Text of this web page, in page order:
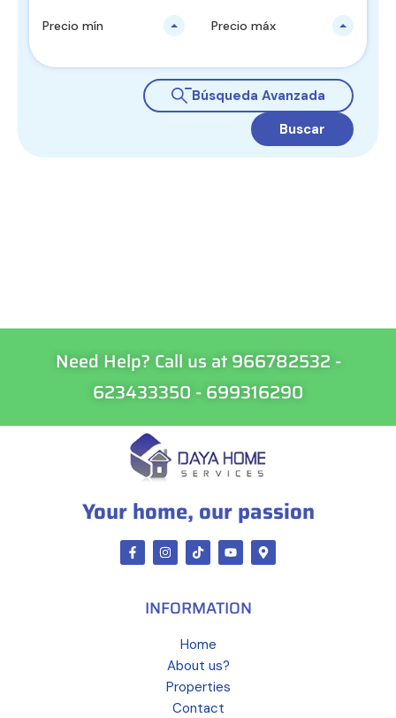
Precio mín Precio máx
Búsqueda Avanzada
Buscar
Need Help? Call us at 966782532 -
623433350 - 699316290
Your home, our passion
INFORMATION
Home
About us?
Properties
Contact